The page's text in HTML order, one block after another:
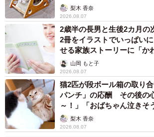
梨木 香奈
2026.08.07
2歳半の長男と生後2カ月
2冊をイラストでいっぱい
せる家族ストーリーに「か
山岡 もと子
2026.08.07
猫2匹が段ボール箱の取り
パンチ」の応酬 その後の
～！」「おばちゃん泣きそ
梨木 香奈
2026.08.07